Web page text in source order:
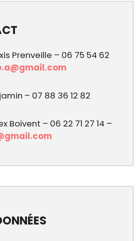
Prenveille – 06 75 54 62
– 07 88 36 12 82
Boivent – 06 22 71 27 14 –